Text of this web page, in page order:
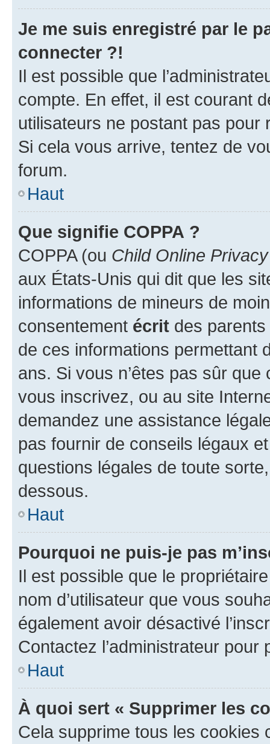
Je me suis enregistré par le
connecter ?!
Il est possible que
compte. En effet, il est courant
utilisateurs ne postant pas pour
Si cela vous arrive, tentez de
forum.
Haut
Que signifie COPPA ?
COPPA (ou Child Online
aux États-Unis qui dit que les
informations de mineurs de
consentement écrit des parents
de ces informations permettant
ans. Si vous n’êtes pas sûr
vous inscrivez, ou au site
demandez une assistance
pas fournir de conseils légaux
questions légales de toute
dessous.
Haut
Pourquoi ne puis-je pas
Il est possible que le
nom d’utilisateur que vous
également avoir désactivé
Contactez l’administrateur
Haut
À quoi sert « Supprimer les
Cela supprime tous les cookies